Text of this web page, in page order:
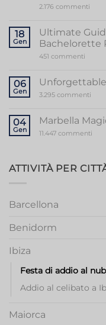
2.176 commenti
of
18
Gen
Ultimate
Bachelorette
451 commenti
to
a
Party
06
Gen 3.295 commenti
in
04
Gen
Marbella
11.447 commenti
Girls
ATTIVITÀ PER
Barcellona
Benidorm
Ibiza
Festa di addio al
Addio al celibato a
Maiorca